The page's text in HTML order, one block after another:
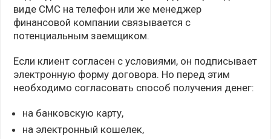
виде СМС на телефон или же менеджер
финансовой компании связывается с
потенциальным заемщиком.
Если клиент согласен с условиями, он подписывает
электронную форму договора. Но перед этим
необходимо согласовать способ получения денег:
на банковскую карту,
на электронный кошелек,